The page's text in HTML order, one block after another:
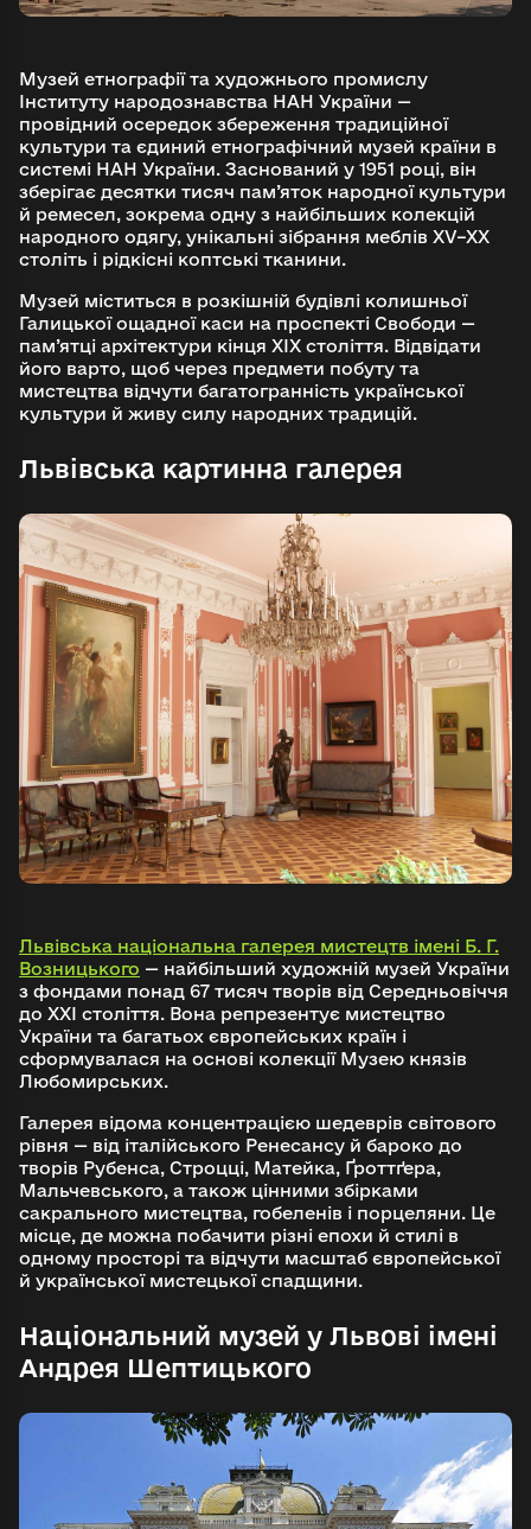
Музей етнографії та художнього промислу
Інституту народознавства НАН України —
провідний осередок збереження традиційної
культури та єдиний етнографічний музей країни в
системі НАН України. Заснований у 1951 році, він
зберігає десятки тисяч пам’яток народної культури
й ремесел, зокрема одну з найбільших колекцій
народного одягу, унікальні зібрання меблів XV–XX
століть і рідкісні коптські тканини.
Музей міститься в розкішній будівлі колишньої
Галицької ощадної каси на проспекті Свободи —
пам’ятці архітектури кінця ХІХ століття. Відвідати
його варто, щоб через предмети побуту та
мистецтва відчути багатогранність української
культури й живу силу народних традицій.
Львівська картинна галерея
Львівська національна галерея мистецтв імені Б. Г.
Возницького — найбільший художній музей України
з фондами понад 67 тисяч творів від Середньовіччя
до ХХІ століття. Вона репрезентує мистецтво
України та багатьох європейських країн і
сформувалася на основі колекції Музею князів
Любомирських.
Галерея відома концентрацією шедеврів світового
рівня — від італійського Ренесансу й бароко до
творів Рубенса, Строцці, Матейка, Ґроттґера,
Мальчевського, а також цінними збірками
сакрального мистецтва, гобеленів і порцеляни. Це
місце, де можна побачити різні епохи й стилі в
одному просторі та відчути масштаб європейської
й української мистецької спадщини.
Національний музей у Львові імені
Андрея Шептицького